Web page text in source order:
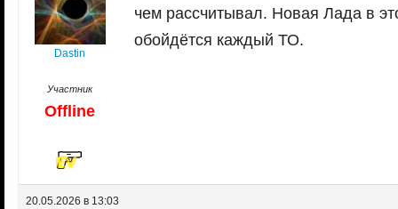
Dastin
Участник
Offline
чем рассчитывал. Новая Лада в
обойдётся каждый ТО.
20.05.2026 в 13:03